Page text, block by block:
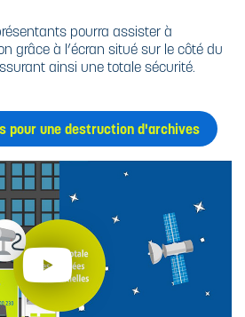
pourra assister à
grâce à l’écran situé sur le côté du
ainsi une totale sécurité.
pour une destruction d'archives